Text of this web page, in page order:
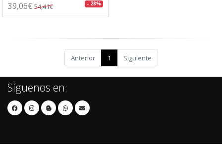
39,06€ 54,41€ - 28%
Anterior 1 Siguiente
Síguenos en: